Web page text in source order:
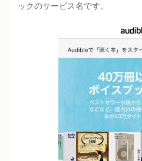
ックのサービス名です。